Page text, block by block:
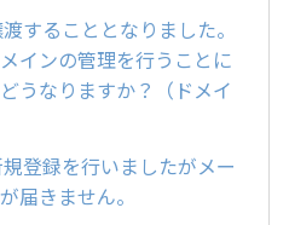
することとなりました。
インの管理を行うことに
うなりますか？（ドメイ
登録を行いましたがメー
届きません。